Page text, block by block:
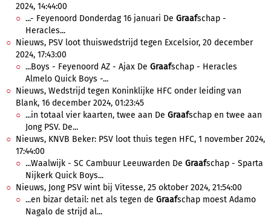
2024, 14:44:00
...- Feyenoord Donderdag 16 januari De Graafschap -
Heracles...
Nieuws, PSV loot thuiswedstrijd tegen Excelsior, 20 december
2024, 17:43:00
...Boys - Feyenoord AZ - Ajax De Graafschap - Heracles
Almelo Quick Boys -...
Nieuws, Wedstrijd tegen Koninklijke HFC onder leiding van
Blank, 16 december 2024, 01:23:45
...in totaal vier kaarten, twee aan De Graafschap en twee aan
Jong PSV. De...
Nieuws, KNVB Beker: PSV loot thuis tegen HFC, 1 november 2024,
17:44:00
...Waalwijk - SC Cambuur Leeuwarden De Graafschap - Sparta
Nijkerk Quick Boys...
Nieuws, Jong PSV wint bij Vitesse, 25 oktober 2024, 21:54:00
...en bizar detail: net als tegen de Graafschap moest Adamo
Nagalo de strijd al...